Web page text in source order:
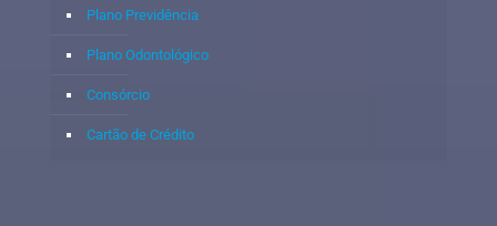
Plano Previdência
Plano Odontológico
Consórcio
Cartão de Crédito